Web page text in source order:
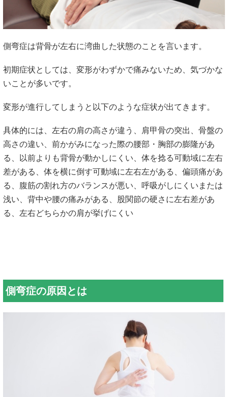
側弯症は背骨が左右に湾曲した状態のことを言います。
初期症状としては、変形がわずかで痛みないため、気づかな
いことが多いです。
変形が進行してしまうと以下のような症状が出てきます。
具体的には、左右の肩の高さが違う、肩甲骨の突出、骨盤の
高さの違い、前かがみになった際の腰部・胸部の膨隆があ
る、以前よりも背骨が動かしにくい、体を捻る可動域に左右
差がある、体を横に倒す可動域に左右左がある、偏頭痛があ
る、腹筋の割れ方のバランスが悪い、呼吸がしにくいまたは
浅い、背中や腰の痛みがある、股関節の硬さに左右差があ
る、左右どちらかの肩が挙げにくい
側弯症の原因とは